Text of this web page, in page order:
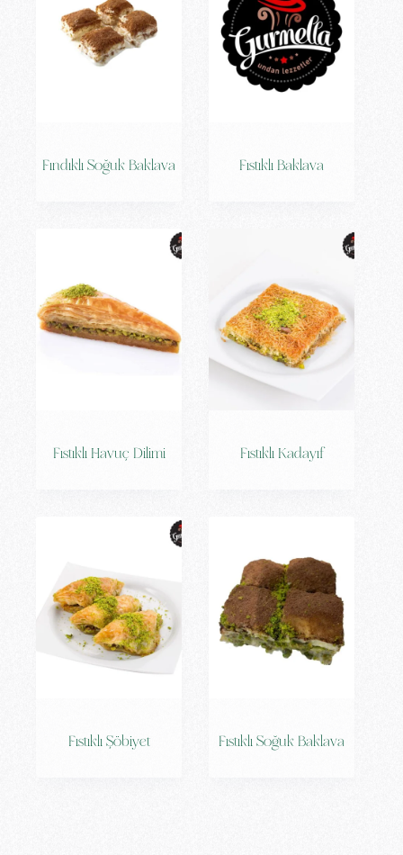
Fındıklı Soğuk Baklava Fıstıklı Baklava
Fıstıklı Havuç Dilimi Fıstıklı Kadayıf
Fıstıklı Şöbiyet Fıstıklı Soğuk Baklava